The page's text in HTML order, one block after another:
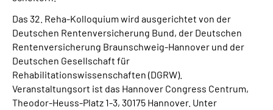
Das 32. Reha-Kolloquium wird ausgerichtet von der
Deutschen Rentenversicherung Bund, der Deutschen
Rentenversicherung Braunschweig-Hannover und der
Deutschen Gesellschaft für
Rehabilitationswissenschaften (DGRW).
Veranstaltungsort ist das Hannover Congress Centrum,
Theodor-Heuss-Platz 1-3, 30175 Hannover. Unter